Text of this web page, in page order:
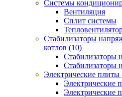
Системы
Вентиляция
Сплит системы
Стабилизаторы
котлов (10)
Стабилизаторы
Стабилизаторы
Электрические плиты
Электрические